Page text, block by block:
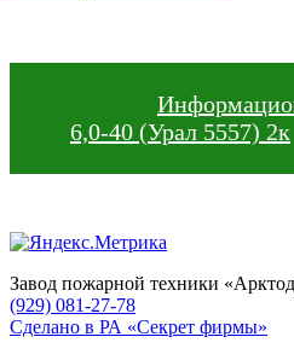
6,0-40 (Урал 5557) 2к
Завод пожарной техники
(929) 081-27-78
Сделано в РА «Секрет фирмы»